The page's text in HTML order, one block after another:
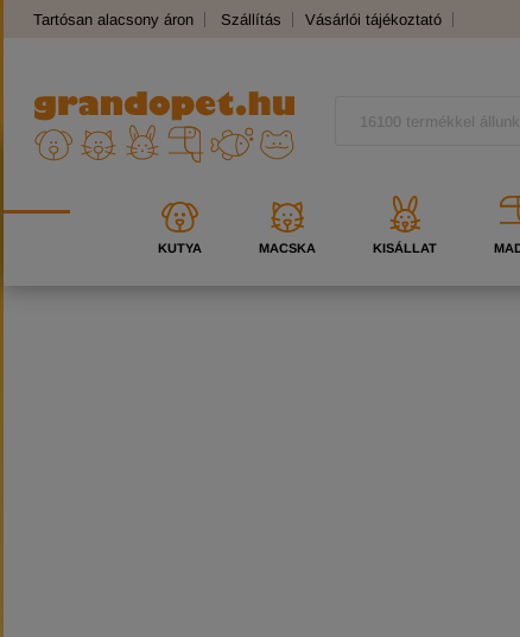
Tartósan alacsony áron Szállítás Vásárlói tájékoztató
KUTYA MACSKA KISÁLLAT